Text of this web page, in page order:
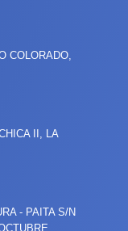
COLORADO,
II, LA
- PAITA S/N